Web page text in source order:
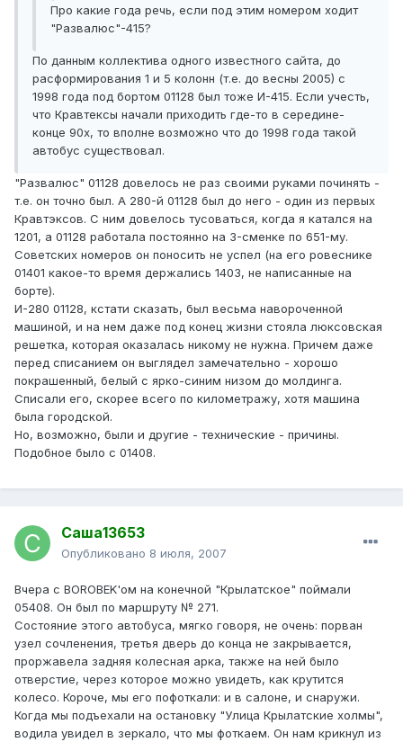
Про какие года речь, если под этим номером ходит
"Развалюс"-415?
По данным коллектива одного известного сайта, до
расформирования 1 и 5 колонн (т.е. до весны 2005) с
1998 года под бортом 01128 был тоже И-415. Если учесть,
что Кравтексы начали приходить где-то в середине-
конце 90х, то вполне возможно что до 1998 года такой
автобус существовал.
"Развалюс" 01128 довелось не раз своими руками починять -
т.е. он точно был. А 280-й 01128 был до него - один из первых
Кравтэксов. С ним довелось тусоваться, когда я катался на
1201, а 01128 работала постоянно на 3-сменке по 651-му.
Советских номеров он поносить не успел (на его ровеснике
01401 какое-то время держались 1403, не написанные на
борте).
И-280 01128, кстати сказать, был весьма навороченной
машиной, и на нем даже под конец жизни стояла люксовская
решетка, которая оказалась никому не нужна. Причем даже
перед списанием он выглядел замечательно - хорошо
покрашенный, белый с ярко-синим низом до молдинга.
Списали его, скорее всего по километражу, хотя машина
была городской.
Но, возможно, были и другие - технические - причины.
Подобное было с 01408.
Саша13653
Опубликовано 8 июля, 2007
Вчера с BOROBEK'ом на конечной "Крылатское" поймали
05408. Он был по маршруту № 271.
Состояние этого автобуса, мягко говоря, не очень: порван
узел сочленения, третья дверь до конца не закрывается,
проржавела задняя колесная арка, также на ней было
отверстие, через которое можно увидеть, как крутится
колесо. Короче, мы его пофоткали: и в салоне, и снаружи.
Когда мы подъехали на остановку "Улица Крылатские холмы",
водила увидел в зеркало, что мы фоткаем. Он нам крикнул из